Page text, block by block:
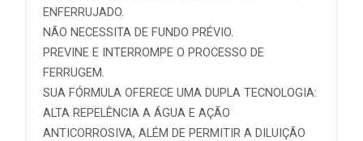
ENFERRUJADO.
NÃO NECESSITA DE FUNDO PRÉVIO.
PREVINE E INTERROMPE O PROCESSO DE
FERRUGEM.
SUA FÓRMULA OFERECE UMA DUPLA TECNOLOGIA:
ALTA REPELÊNCIA A ÁGUA E AÇÃO
ANTICORROSIVA, ALÉM DE PERMITIR A DILUIÇÃO